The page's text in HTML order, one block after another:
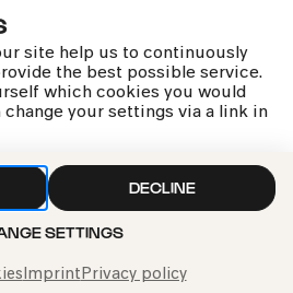
site help us to continuously
the best possible service.
which cookies you would
change your settings via a link in
DECLINE
SETTINGS
ImprintPrivacy policy
PAST EVENT
settings